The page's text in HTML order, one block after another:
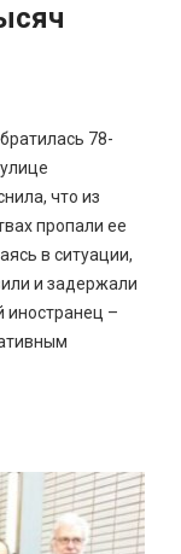
78-
что из
пропали ее
в ситуации,
и задержали
иностранец –